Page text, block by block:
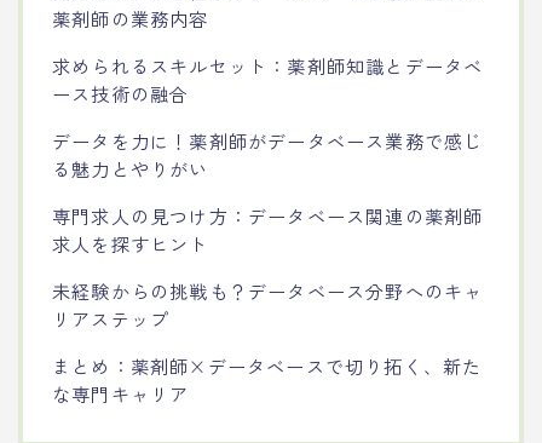
薬剤師の業務内容
求められるスキルセット：薬剤師知識とデータベ
ース技術の融合
データを力に！薬剤師がデータベース業務で感じ
る魅力とやりがい
専門求人の見つけ方：データベース関連の薬剤師
求人を探すヒント
未経験からの挑戦も？データベース分野へのキャ
リアステップ
まとめ：薬剤師×データベースで切り拓く、新た
な専門キャリア